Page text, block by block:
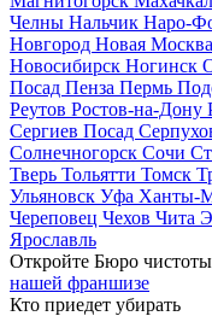
Челны Нальчик Наро-
Новгород Новая Москва
Новосибирск Ногинск
Посад Пенза Пермь
Реутов Ростов-на-Дону
Сергиев Посад
Солнечногорск Сочи
Тверь Тольятти Томск
Ульяновск Уфа Ханты-
Череповец Чехов Чита
Ярославль
Откройте Бюро
нашей франшизе
Кто приедет убирать